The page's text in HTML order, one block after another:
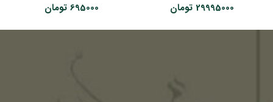
29995000 تومان
695000 تومان